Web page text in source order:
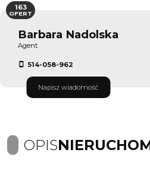
Barbara Nadolska
Agent
514-058-962
Napisz wiadomość
163
OFERT
OPIS